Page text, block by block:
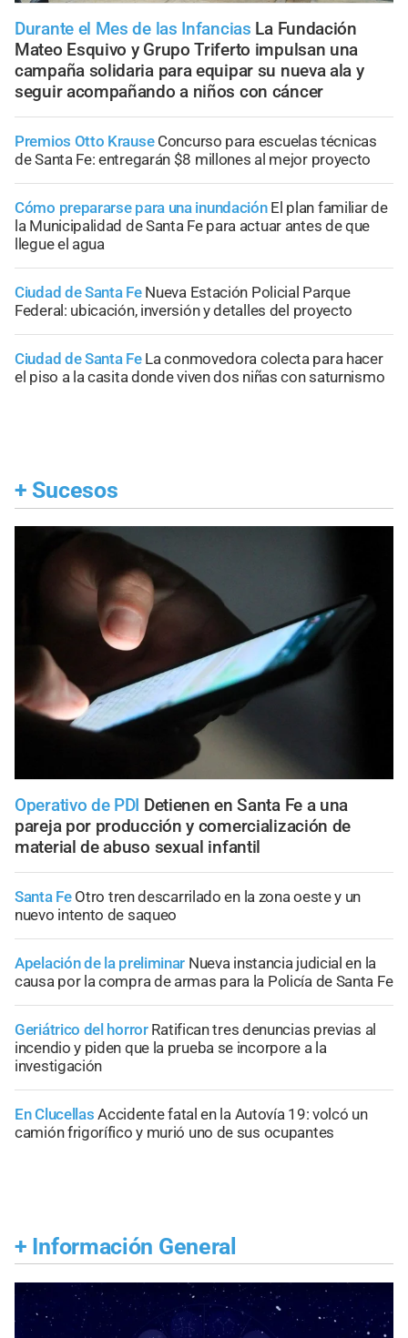
Durante el Mes de las Infancias La Fundación
Mateo Esquivo y Grupo Triferto impulsan una
campaña solidaria para equipar su nueva ala y
seguir acompañando a niños con cáncer
Premios Otto Krause Concurso para escuelas técnicas
de Santa Fe: entregarán $8 millones al mejor proyecto
Cómo prepararse para una inundación El plan familiar de
la Municipalidad de Santa Fe para actuar antes de que
llegue el agua
Ciudad de Santa Fe Nueva Estación Policial Parque
Federal: ubicación, inversión y detalles del proyecto
Ciudad de Santa Fe La conmovedora colecta para hacer
el piso a la casita donde viven dos niñas con saturnismo
+ Sucesos
Operativo de PDI Detienen en Santa Fe a una
pareja por producción y comercialización de
material de abuso sexual infantil
Santa Fe Otro tren descarrilado en la zona oeste y un
nuevo intento de saqueo
Apelación de la preliminar Nueva instancia judicial en la
causa por la compra de armas para la Policía de Santa Fe
Geriátrico del horror Ratifican tres denuncias previas al
incendio y piden que la prueba se incorpore a la
investigación
En Clucellas Accidente fatal en la Autovía 19: volcó un
camión frigorífico y murió uno de sus ocupantes
+ Información General